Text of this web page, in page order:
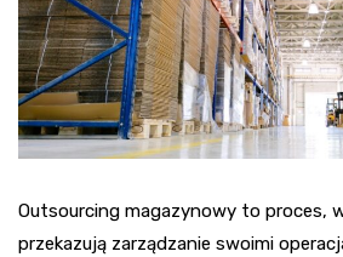
Outsourcing magazynowy to proces,
przekazują zarządzanie swoimi